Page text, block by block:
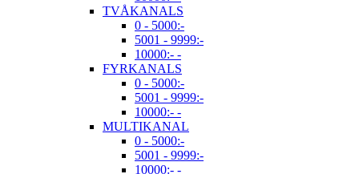
TVÅKANALS
0 - 5000:-
5001 - 9999:-
10000:- -
FYRKANALS
0 - 5000:-
5001 - 9999:-
10000:- -
MULTIKANAL
0 - 5000:-
5001 - 9999:-
10000:- -